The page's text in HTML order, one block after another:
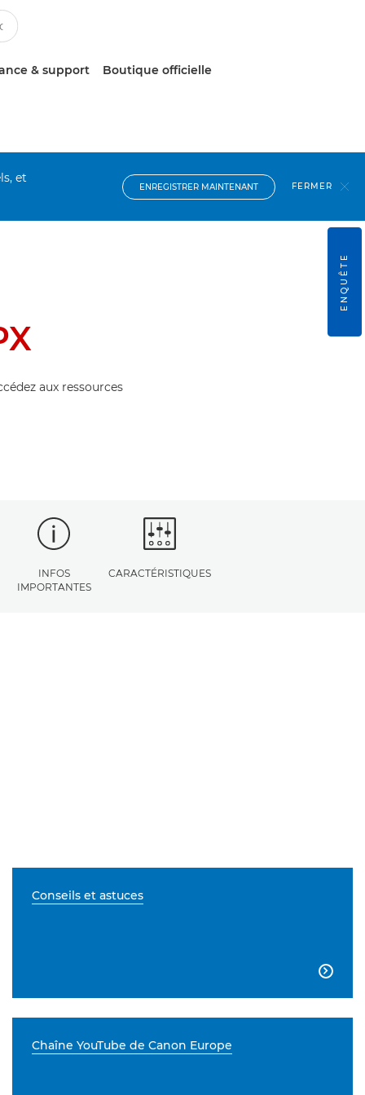
& support Boutique officielle
et
ENREGISTRER MAINTENANT FERMER
aux ressources
INFOS
IMPORTANTES
CARACTÉRISTIQUES
Conseils et astuces

Chaîne YouTube de Canon Europe
ENQUÊTE